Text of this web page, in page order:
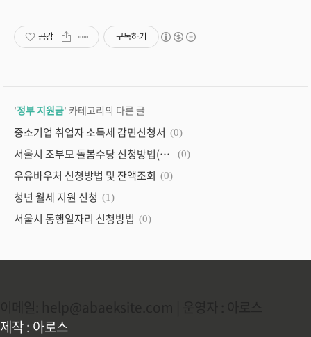
공감 구독하기
'정부 지원금' 카테고리의 다른 글
중소기업 취업자 소득세 감면신청서 (0)
서울시 조부모 돌봄수당 신청방법(서울형 아이돌봄) (0)
우유바우처 신청방법 및 잔액조회 (0)
청년 월세 지원 신청 (1)
서울시 동행일자리 신청방법 (0)
제작 : 아로스